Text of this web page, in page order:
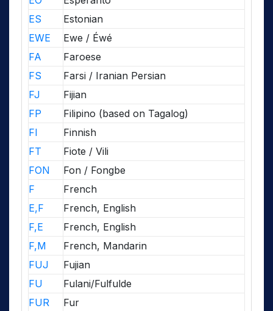
ES
Estonian
EWE
Ewe / Éwé
FA
Faroese
FS
Farsi / Iranian Persian
FJ
Fijian
FP
Filipino (based on Tagalog)
FI
Finnish
FT
Fiote / Vili
FON
Fon / Fongbe
F
French
E,F
French, English
F,E
French, English
F,M
French, Mandarin
FUJ
Fujian
FU
Fulani/Fulfulde
FUR
Fur